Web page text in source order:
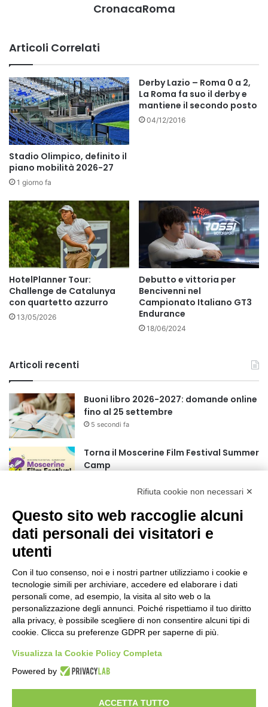
CronacaRoma
Articoli Correlati
Stadio Olimpico, definito il
piano mobilità 2026-27
1 giorno fa
Derby Lazio – Roma 0 a 2,
La Roma fa suo il derby e
mantiene il secondo posto
04/12/2016
HotelPlanner Tour:
Challenge de Catalunya
con quartetto azzurro
13/05/2026
Debutto e vittoria per
Bencivenni nel
Campionato Italiano GT3
Endurance
18/06/2024
Articoli recenti
Buoni libro 2026-2027: domande online
fino al 25 settembre
5 secondi fa
Torna il Moscerine Film Festival Summer
Camp
edizione
2 ore fa
valanga verso le semifinali
19 ore fa
Stadio Olimpico, definito il piano
mobilità 2026-27
23 ore fa
Rapporto OsMed 2025 sull’uso dei
farmaci in Italia
1 giorno fa
Rifiuta cookie non necessari ✕
Questo sito web raccoglie alcuni
dati personali dei visitatori e
utenti
Con il tuo consenso, noi e i nostri partner utilizziamo i cookie e
tecnologie simili per archiviare, accedere ed elaborare i dati
personali come, ad esempio, la visita al sito web o la
personalizzazione degli annunci. Poiché rispettiamo il tuo diritto
alla privacy, è possibile scegliere di non consentire alcuni tipi di
cookie. Clicca su preferenze GDPR per saperne di più.
Visualizza la Cookie Policy Completa
Powered by
ACCETTA TUTTO